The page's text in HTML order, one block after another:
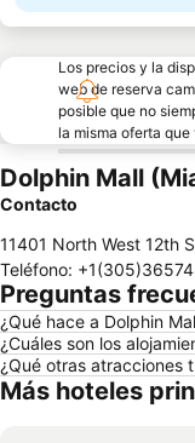
Los precios y la
web de reserva
posible que no
la misma oferta
Dolphin Mall
Contacto
11401 North West 12th
Teléfono:
Preguntas
¿Qué hace a Dolphin
¿Cuáles son los
¿Qué otras atracciones
Más hoteles